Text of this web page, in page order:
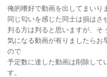
照
で
quantity
俺的嗜好で動画を出してまいり
同じ匂いを感じた同士は損はさ
判る方は判ると思いますが、そ
気になる動画が有りましたらお
ので
予定数に達した動画は削除して
す。